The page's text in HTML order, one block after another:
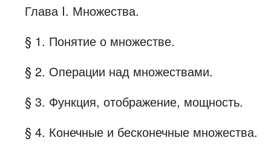
Глава I. Множества.
§ 1. Понятие о множестве.
§ 2. Операции над множествами.
§ 3. Функция, отображение, мощность.
§ 4. Конечные и бесконечные множества.